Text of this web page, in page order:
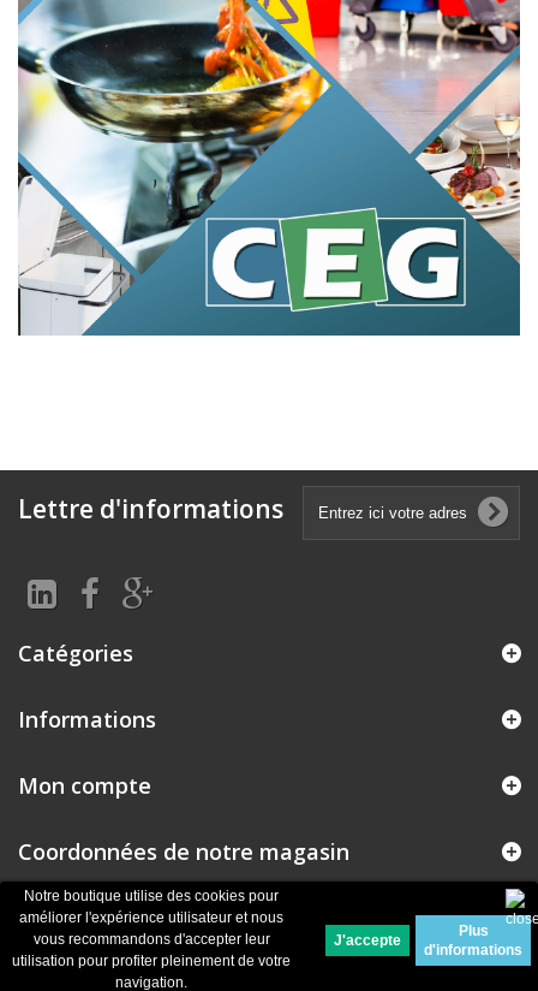
Notre boutique utilise des cookies pour
améliorer l'expérience utilisateur et nous
vous recommandons d'accepter leur
utilisation pour profiter pleinement de votre
navigation.
Plus
d'informations
Lettre d'informations
Catégories
Informations
© 2026Logiciel e-commerce par PrestaShop™
Mon compte
Coordonnées de notre magasin